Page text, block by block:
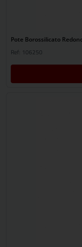
Pote Borossilicato
Ref: 106250